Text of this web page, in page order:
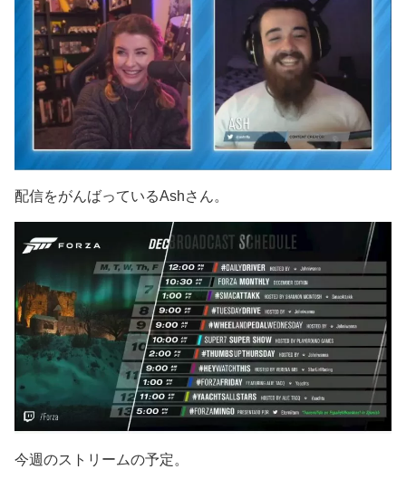
配信をがんばっているAshさん。
今週のストリームの予定。